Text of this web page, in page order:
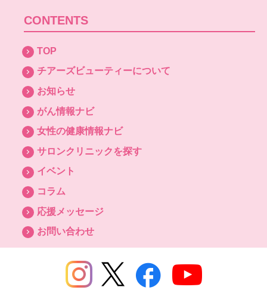
CONTENTS
TOP
チアーズビューティーについて
お知らせ
がん情報ナビ
女性の健康情報ナビ
サロンクリニックを探す
イベント
コラム
応援メッセージ
お問い合わせ